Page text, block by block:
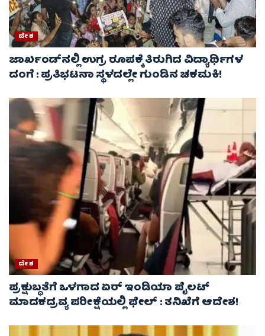
ದೇಶ
ಜಾರ್ಖಂಡ್‌ನಲ್ಲಿ ಉಗ್ರ ರೂಪಕ್ಕೆ ತಿರುಗಿದ ವಿದ್ಯಾರ್ಥಿಗಳ
ದಂಗೆ : ಪ್ರತಿಭಟನಾ ಸ್ಥಳದಲ್ಲೇ ಗುಂಡಿನ ಚಕಮಕಿ!
ದೇಶ
ಪ್ರಕ್ಷುಬ್ಧತೆಗೆ ಒಳಗಾದ ಏರ್ ಇಂಡಿಯಾ ಪೈಲಟ್
ಮಾದಕದ್ರವ್ಯ ಪರೀಕ್ಷೆಯಲ್ಲಿ ಫೇಲ್ : ತನಿಖೆಗೆ ಆದೇಶ!